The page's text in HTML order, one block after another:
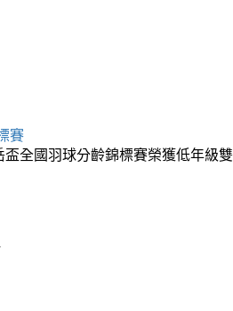
賽
全國羽球分齡錦標賽榮獲低年級